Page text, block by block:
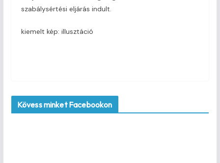
szabálysértési eljárás indult.
kiemelt kép: illusztáció
Kövess minket Facebookon